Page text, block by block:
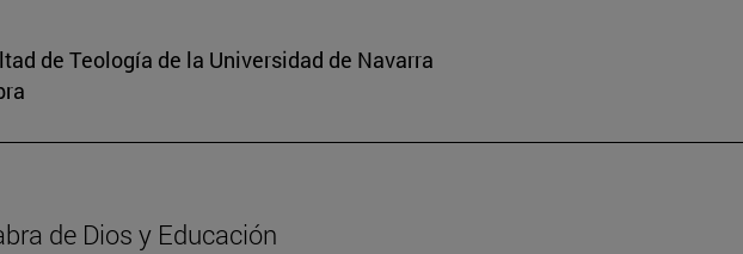
de Teología de la Universidad de Navarra
de Dios y Educación